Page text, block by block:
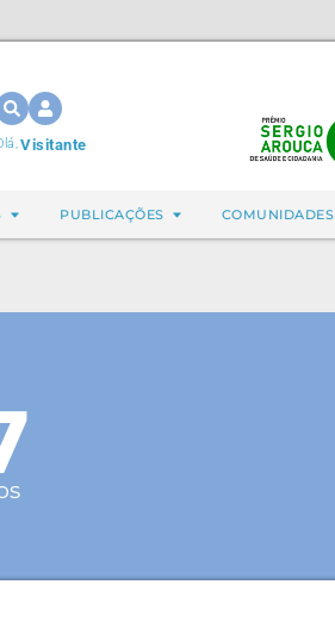
Visitante
PUBLICAÇÕES COMUNIDADES